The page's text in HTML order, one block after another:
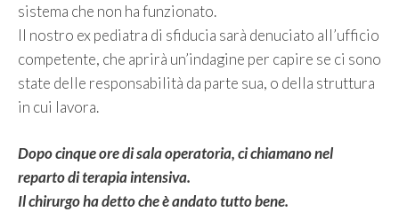
sistema che non ha funzionato.
Il nostro ex pediatra di sfiducia sarà denuciato all’ufficio
competente, che aprirà un’indagine per capire se ci sono
state delle responsabilità da parte sua, o della struttura
in cui lavora.
Dopo cinque ore di sala operatoria, ci chiamano nel
reparto di terapia intensiva.
Il chirurgo ha detto che è andato tutto bene.